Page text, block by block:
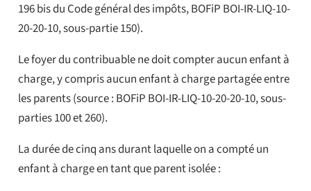
196 bis du Code général des impôts, BOFiP BOI-IR-LIQ-10-
20-20-10, sous-partie 150).
Le foyer du contribuable ne doit compter aucun enfant à
charge, y compris aucun enfant à charge partagée entre
les parents (source : BOFiP BOI-IR-LIQ-10-20-20-10, sous-
parties 100 et 260).
La durée de cinq ans durant laquelle on a compté un
enfant à charge en tant que parent isolée :